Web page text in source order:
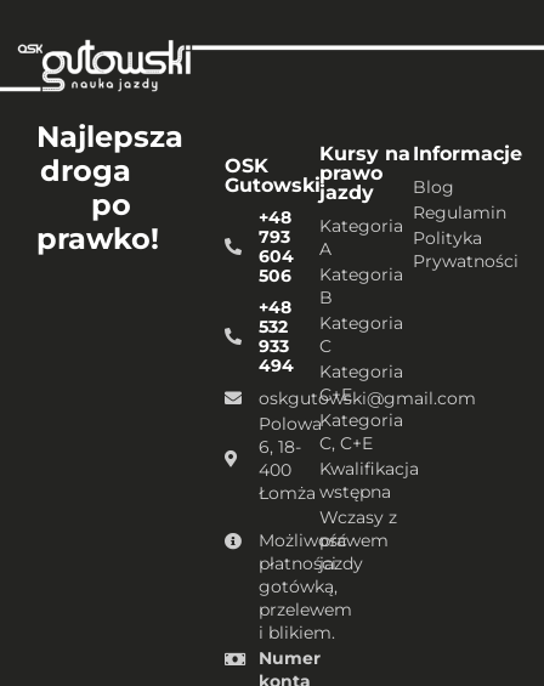
OSK
Gutowski
+48
793
604
506
+48
532
933
494
oskgutowski@gmail.com
Polowa
6, 18-
400
Łomża
Możliwość
płatności
gotówką,
przelewem
i blikiem.
Numer
konta
Kursy na
prawo
jazdy
Kategoria
A
Kategoria
B
Kategoria
C
Kategoria
C+E
Kategoria
C, C+E
Kwalifikacja
wstępna
Wczasy z
prawem
jazdy
Informacje
Blog
Regulamin
Polityka
Prywatności
Najlepsza
droga
po
prawko!